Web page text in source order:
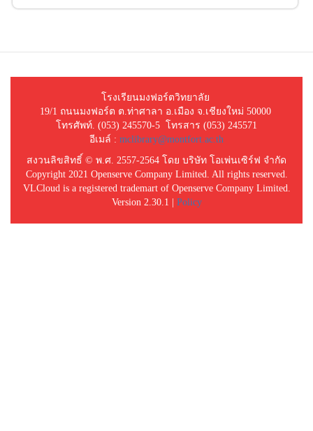
โรงเรียนมงฟอร์ตวิทยาลัย
19/1 ถนนมงฟอร์ต ต.ท่าศาลา อ.เมือง จ.เชียงใหม่ 50000
โทรศัพท์. (053) 245570-5 โทรสาร (053) 245571
อีเมล์ : mclibrary@montfort.ac.th
สงวนลิขสิทธิ์ © พ.ศ. 2557-2564 โดย บริษัท โอเพ่นเซิร์ฟ จำกัด
Copyright 2021 Openserve Company Limited. All rights reserved.
VLCloud is a registered trademart of Openserve Company Limited.
Version 2.30.1 | Policy